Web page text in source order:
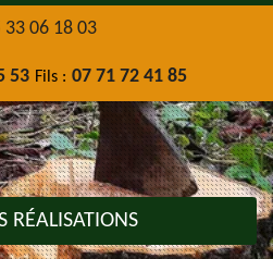
06 18 03
53 Fils : 07 71 72 41 85
RÉALISATIONS